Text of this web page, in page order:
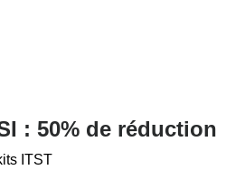
: 50% de réduction
ITST